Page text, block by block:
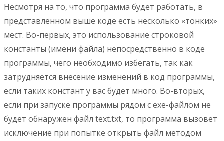
Несмотря на то, что программа будет работать, в
представленном выше коде есть несколько «тонких»
мест. Во-первых, это использование строковой
константы (имени файла) непосредственно в коде
программы, чего необходимо избегать, так как
затрудняется внесение изменений в код программы,
если таких констант у вас будет много. Во-вторых,
если при запуске программы рядом с exe-файлом не
будет обнаружен файл text.txt, то программа вызовет
исключение при попытке открыть файл методом